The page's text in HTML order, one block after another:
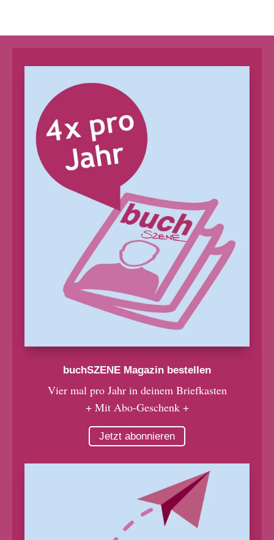
buchSZENE Magazin bestellen
Vier mal pro Jahr in deinem Briefkasten
+ Mit Abo-Geschenk +
Jetzt abonnieren